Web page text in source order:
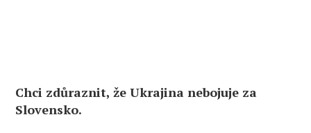
Chci zdůraznit, že Ukrajina nebojuje za
Slovensko.